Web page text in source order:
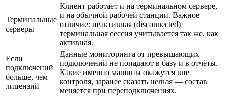
Терминальные
серверы
Клиент работает и на терминальном сервере,
и на обычной рабочей станции. Важное
отличие: неактивная (disconnected)
терминальная сессия учитывается так же, как
активная.
Если
подключений
больше, чем
лицензий
Данные мониторинга от превышающих
подключений не попадают в базу и в отчёты.
Какие именно машины окажутся вне
контроля, заранее сказать нельзя — состав
меняется при переподключениях.